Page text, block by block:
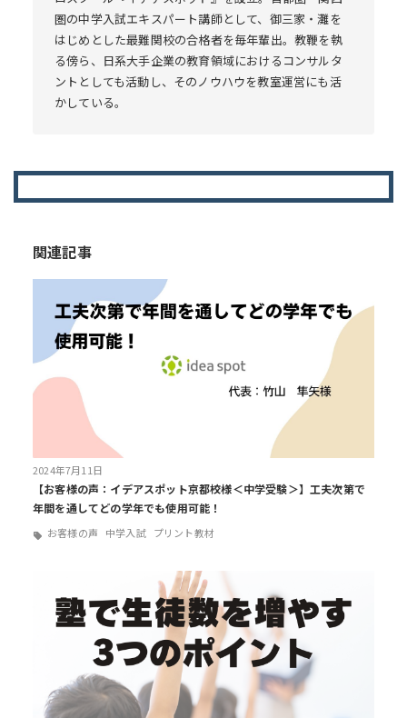
圏の中学入試エキスパート講師として、御三家・灘を
はじめとした最難関校の合格者を毎年輩出。教鞭を執
る傍ら、日系大手企業の教育領域におけるコンサルタ
ントとしても活動し、そのノウハウを教室運営にも活
かしている。
関連記事
2024年7月11日
【お客様の声：イデアスポット京都校様＜中学受験＞】工夫次第で
年間を通してどの学年でも使用可能！
お客様の声 中学入試 プリント教材